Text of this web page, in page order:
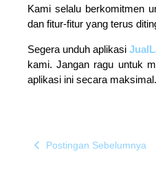
Kami selalu berkomitmen
dan fitur-fitur yang terus
Segera unduh aplikasi
kami. Jangan ragu untuk
aplikasi ini secara
Postingan Sebelumnya